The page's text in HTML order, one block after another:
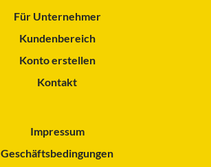
Für Unternehmer
Kundenbereich
Konto erstellen
Kontakt
Impressum
Geschäftsbedingungen